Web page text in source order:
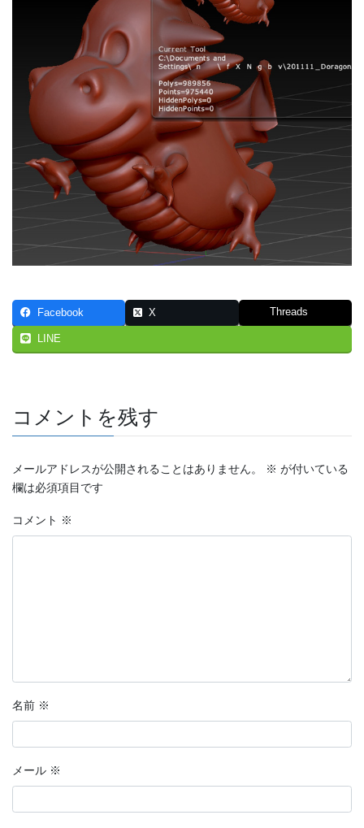
Facebook X Threads
LINE
コメントを残す
メールアドレスが公開されることはありません。 ※ が付いている
欄は必須項目です
コメント ※
名前 ※
メール ※